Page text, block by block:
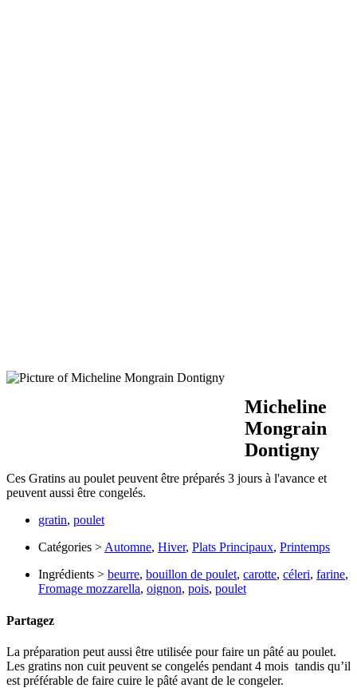
Micheline
Mongrain
Dontigny
Ces Gratins au poulet peuvent être préparés 3 jours à l'avance et
peuvent aussi être congelés.
gratin, poulet
Catégories > Automne, Hiver, Plats Principaux, Printemps
Ingrédients > beurre, bouillon de poulet, carotte, céleri, farine,
Fromage mozzarella, oignon, pois, poulet
Partagez
La préparation peut aussi être utilisée pour faire un pâté au poulet.
Les gratins non cuit peuvent se congelés pendant 4 mois tandis qu’il
est préférable de faire cuire le pâté avant de le congeler.